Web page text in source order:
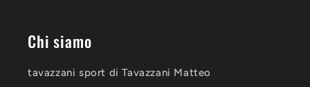
Chi siamo
tavazzani sport di Tavazzani Matteo